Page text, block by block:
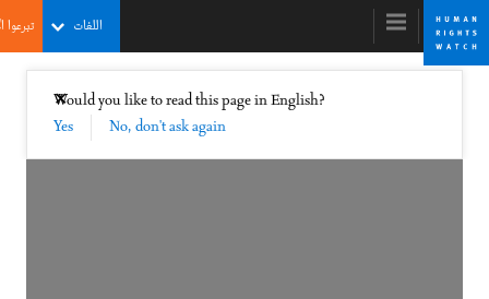
اللغات تبرعوا الآن
Would you like to read this page in English?
No, don't ask again
✕إغلاق